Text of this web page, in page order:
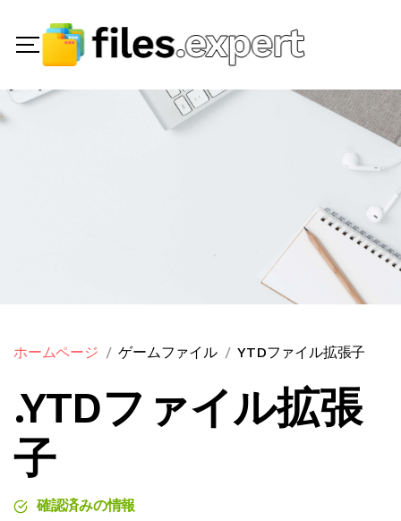
ホームページ ゲームファイル YTDファイル拡張子
.YTDファイル拡張
子
確認済みの情報